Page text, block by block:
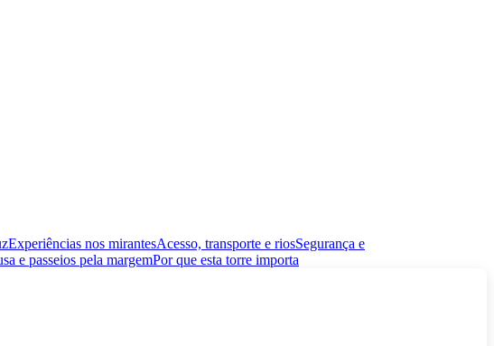
Experiências nos mirantesAcesso, transporte e riosSegurança e
e passeios pela margemPor que esta torre importa